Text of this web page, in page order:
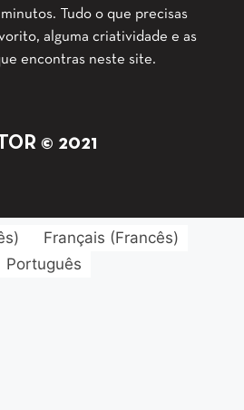
Tudo o que precisas
alguma criatividade e as
encontras neste site.
© 2021
) Français (Francês)
Português